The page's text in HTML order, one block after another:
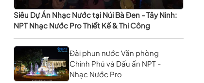
Siêu Dự Án Nhạc Nước tại Núi Bà Đen - Tây Ninh:
NPT Nhạc Nước Pro Thiết Kế & Thi Công
Đài phun nước Văn phòng
Chính Phủ và Dấu ấn NPT -
Nhạc Nước Pro